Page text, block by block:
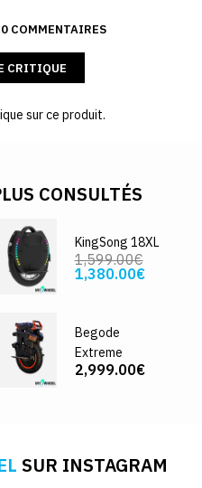
0 COMMENTAIRES
CRITIQUE
sur ce produit.
CONSULTÉS
KingSong 18XL
1,599.00€
1,380.00€
Begode
Extreme
2,999.00€
SUR INSTAGRAM